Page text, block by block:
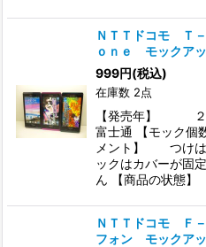
ＮＴＴドコモ Ｔ
ｏｎｅ モックア
999円(税込)
在庫数 2点
【発売年】 ２
富士通 【モック個
メント】 つけは
ックはカバーが固
ん 【商品の状態
ＮＴＴドコモ Ｆ
フォン モックア